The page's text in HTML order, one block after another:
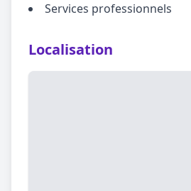
Services professionnels
Localisation